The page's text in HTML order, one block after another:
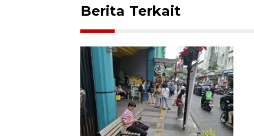
Berita Terkait